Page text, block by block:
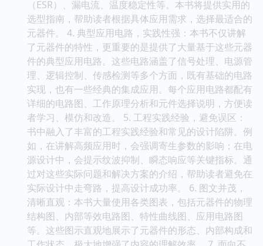
（ESR）、漏电流、温度稳定性等。本书将提供实用的
选型指南，帮助读者根据具体应用需求，选择最适合的
元器件。 4. 典型应用电路，实践性强：本书不仅讲解
了元器件的特性，更重要的是提供了大量基于这些元器
件的典型应用电路。这些电路涵盖了信号处理、电源管
理、逻辑控制、传感检测等多个方面，既有基础的电路
实现，也有一些经典的集成应用。每个应用电路都配有
详细的电路图、工作原理分析和元件选择说明，方便读
者学习、模仿和改造。 5. 工程实践经验，避免误区：
书中融入了丰富的工程实践经验和常见的设计陷阱。例
如，在讲解高频应用时，会强调寄生参数的影响；在电
源设计中，会提示纹波抑制、瞬态响应等关键指标。通
过对这些实际问题和解决方案的介绍，帮助读者避免在
实际设计中走弯路，提高设计成功率。 6. 图文并茂，
清晰直观：本书大量使用各类图表，包括元器件的物理
结构图、内部等效电路图、特性曲线图、应用电路图
等。这些图示直观地展示了元器件的形态、内部构成和